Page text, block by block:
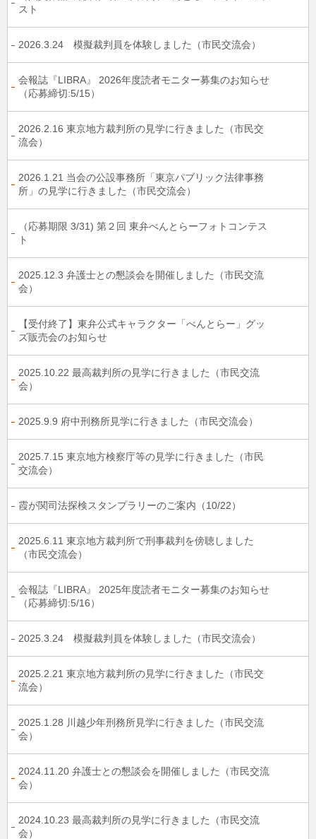
スト
2026.3.24 模擬裁判員を体験しました（市民交流会）
会報誌『LIBRA』 2026年度読者モニター募集のお知らせ
（応募締切:5/15）
2026.2.16 東京地方裁判所の見学に行きました（市民交
流会）
2026.1.21 当会の公設事務所「東京パブリック法律事務
所」の見学に行きました（市民交流会）
（応募期限 3/31) 第２回 東弁べんとらーフォトコンテス
ト
2025.12.3 弁護士との懇談会を開催しました（市民交流
会）
【受付終了】東弁公式キャラクター「べんとらー」グッ
ズ販売会のお知らせ
2025.10.22 最高裁判所の見学に行きました（市民交流
会）
2025.9.9 府中刑務所見学に行きました（市民交流会）
2025.7.15 東京地方検察庁等の見学に行きました（市民
交流会）
霞が関司法探検スタンプラリーのご案内（10/22）
2025.6.11 東京地方裁判所で刑事裁判を傍聴しました
（市民交流会）
会報誌『LIBRA』 2025年度読者モニター募集のお知らせ
（応募締切:5/16）
2025.3.24 模擬裁判員を体験しました（市民交流会）
2025.2.21 東京地方裁判所の見学に行きました（市民交
流会）
2025.1.28 川越少年刑務所見学に行きました（市民交流
会）
2024.11.20 弁護士との懇談会を開催しました（市民交流
会）
2024.10.23 最高裁判所の見学に行きました（市民交流
会）